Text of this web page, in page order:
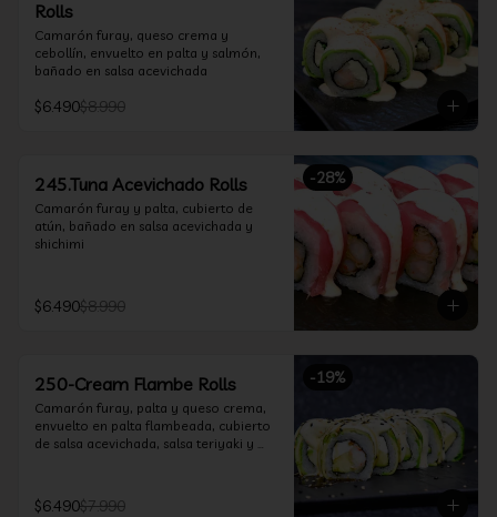
Rolls
Camarón furay, queso crema y
cebollín, envuelto en palta y salmón,
bañado en salsa acevichada
$6.490$8.990
-28%
245.Tuna Acevichado Rolls
Camarón furay y palta, cubierto de
atún, bañado en salsa acevichada y
shichimi
$6.490$8.990
-19%
250-Cream Flambe Rolls
Camarón furay, palta y queso crema,
envuelto en palta flambeada, cubierto
de salsa acevichada, salsa teriyaki y
$6.490$7.990